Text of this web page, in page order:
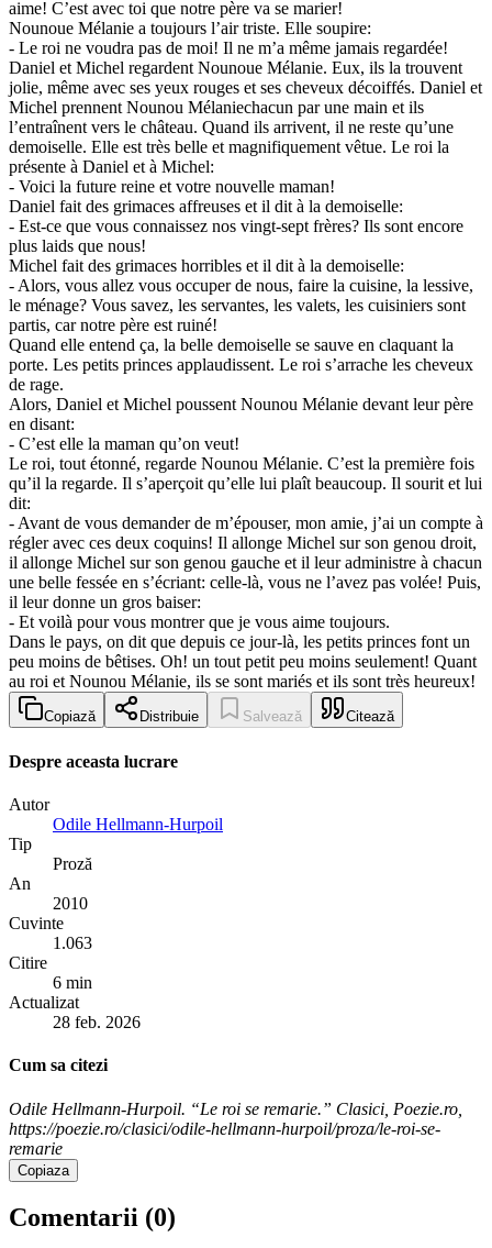
aime! C’est avec toi que notre père va se marier!
Nounoue Mélanie a toujours l’air triste. Elle soupire:
- Le roi ne voudra pas de moi! Il ne m’a même jamais regardée!
Daniel et Michel regardent Nounoue Mélanie. Eux, ils la trouvent
jolie, même avec ses yeux rouges et ses cheveux décoiffés. Daniel et
Michel prennent Nounou Mélaniechacun par une main et ils
l’entraînent vers le château. Quand ils arrivent, il ne reste qu’une
demoiselle. Elle est très belle et magnifiquement vêtue. Le roi la
présente à Daniel et à Michel:
- Voici la future reine et votre nouvelle maman!
Daniel fait des grimaces affreuses et il dit à la demoiselle:
- Est-ce que vous connaissez nos vingt-sept frères? Ils sont encore
plus laids que nous!
Michel fait des grimaces horribles et il dit à la demoiselle:
- Alors, vous allez vous occuper de nous, faire la cuisine, la lessive,
le ménage? Vous savez, les servantes, les valets, les cuisiniers sont
partis, car notre père est ruiné!
Quand elle entend ça, la belle demoiselle se sauve en claquant la
porte. Les petits princes applaudissent. Le roi s’arrache les cheveux
de rage.
Alors, Daniel et Michel poussent Nounou Mélanie devant leur père
en disant:
- C’est elle la maman qu’on veut!
Le roi, tout étonné, regarde Nounou Mélanie. C’est la première fois
qu’il la regarde. Il s’aperçoit qu’elle lui plaît beaucoup. Il sourit et lui
dit:
- Avant de vous demander de m’épouser, mon amie, j’ai un compte à
régler avec ces deux coquins! Il allonge Michel sur son genou droit,
il allonge Michel sur son genou gauche et il leur administre à chacun
une belle fessée en s’écriant: celle-là, vous ne l’avez pas volée! Puis,
il leur donne un gros baiser:
- Et voilà pour vous montrer que je vous aime toujours.
Dans le pays, on dit que depuis ce jour-là, les petits princes font un
peu moins de bêtises. Oh! un tout petit peu moins seulement! Quant
au roi et Nounou Mélanie, ils se sont mariés et ils sont très heureux!
Copiază Distribuie Salvează Citează
Despre aceasta lucrare
Autor
Odile Hellmann-Hurpoil
Tip
Proză
An
2010
Cuvinte
1.063
Citire
6 min
Actualizat
28 feb. 2026
Cum sa citezi
Odile Hellmann-Hurpoil. “Le roi se remarie.” Clasici, Poezie.ro,
https://poezie.ro/clasici/odile-hellmann-hurpoil/proza/le-roi-se-
remarie
Copiaza
Comentarii (0)